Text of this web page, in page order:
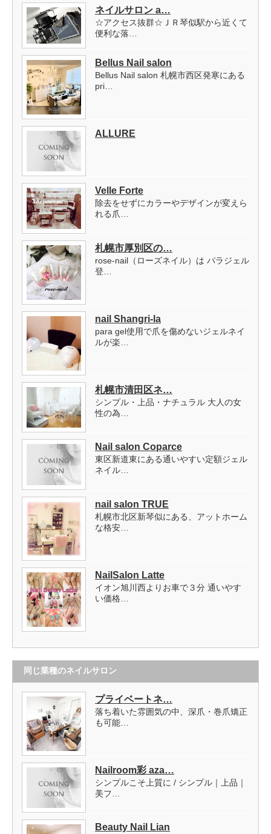
ネイルサロン a…
☆アクセス抜群☆ＪＲ琴似駅から近くて
便利な落…
Bellus Nail salon
Bellus Nail salon 札幌市西区発寒にある
pri…
ALLURE
Velle Forte
除去をせずにカラーやデザインが変えら
れる爪…
札幌市厚別区の…
rose-nail（ローズネイル）は パラジェル
登…
nail Shangri-la
para gel使用で爪を傷めないジェルネイ
ルが楽…
札幌市清田区ネ…
シンプル・上品・ナチュラル 大人の女
性の為…
Nail salon Coparce
東区新道東にある通いやすい定額ジェル
ネイル…
nail salon TRUE
札幌市北区新琴似にある、アットホーム
な格安…
NailSalon Latte
イオン旭川西よりお車で３分 通いやす
い価格…
同じ業種のネイルサロン
プライベートネ…
落ち着いた雰囲気の中、深爪・巻爪矯正
も可能…
Nailroom彩 aza…
シンプルこそ上質に / シンプル｜上品｜
美フ…
Beauty Nail Lian